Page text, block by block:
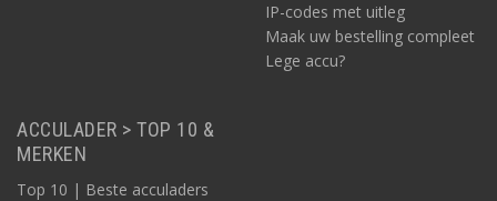
IP-codes met uitleg
Maak uw bestelling compleet
Lege accu?
ACCULADER > TOP 10 &
MERKEN
Top 10 | Beste acculaders